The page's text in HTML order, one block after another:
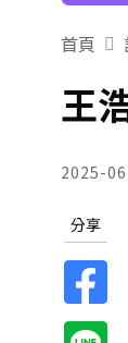
首頁
王
2025-
分享